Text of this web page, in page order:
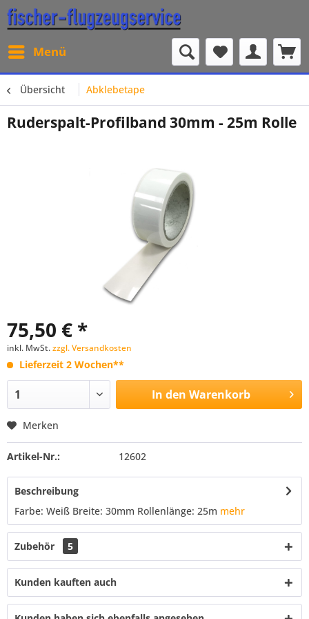
Menü
Übersicht Abklebetape
Ruderspalt-Profilband 30mm - 25m Rolle
75,50 € *
inkl. MwSt.zzgl. Versandkosten
Lieferzeit 2 Wochen**
In den Warenkorb
Merken
Artikel-Nr.: 12602
Beschreibung
Farbe: Weiß Breite: 30mm Rollenlänge: 25m mehr
Zubehör 5
Kunden kauften auch